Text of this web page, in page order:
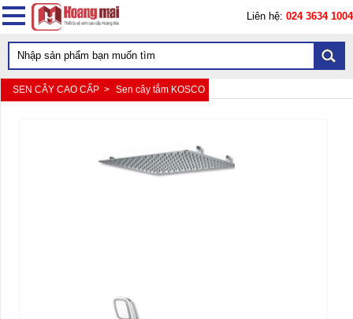
Liên hệ: 024 3634 1004
SEN CÂY CAO CẤP > Sen cây tắm KOSCO